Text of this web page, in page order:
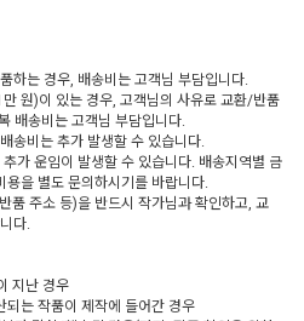
하는 경우, 배송비는 고객님 부담입니다.
원)이 있는 경우, 고객님의 사유로 교환/반품
배송비는 고객님 부담입니다.
송비는 추가 발생할 수 있습니다.
가 운임이 발생할 수 있습니다. 배송지역별 금
을 별도 문의하시기를 바랍니다.
품 주소 등)을 반드시 작가님과 확인하고, 교
다.
지난 경우
는 작품이 제작에 들어간 경우